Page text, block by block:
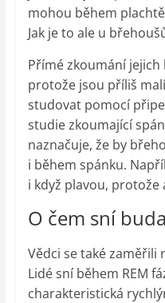
mohou během
Jak je to ale u
Přímé zkoumání
protože jsou příliš
studovat pomocí
studie zkoumající
naznačuje, že by
i během spánku.
i když plavou,
O čem sní
Vědci se také zaměřili
Lidé sní během REM
charakteristická